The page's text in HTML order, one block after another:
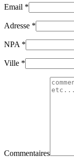
Email *
Adresse *
NPA *
Ville *
Commentaires